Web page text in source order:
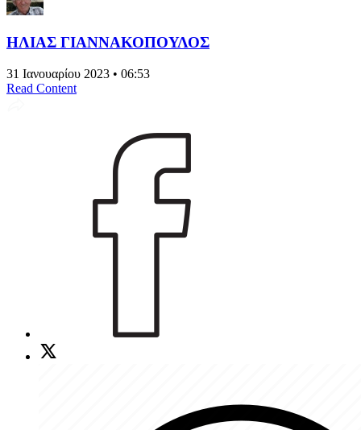
ΗΛΙΑΣ ΓΙΑΝΝΑΚΟΠΟΥΛΟΣ
31 Ιανουαρίου 2023 • 06:53
Read Content